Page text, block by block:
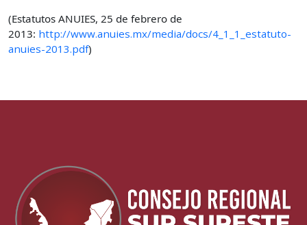
(Estatutos ANUIES, 25 de febrero de
2013: http://www.anuies.mx/media/docs/4_1_1_estatuto-
anuies-2013.pdf)